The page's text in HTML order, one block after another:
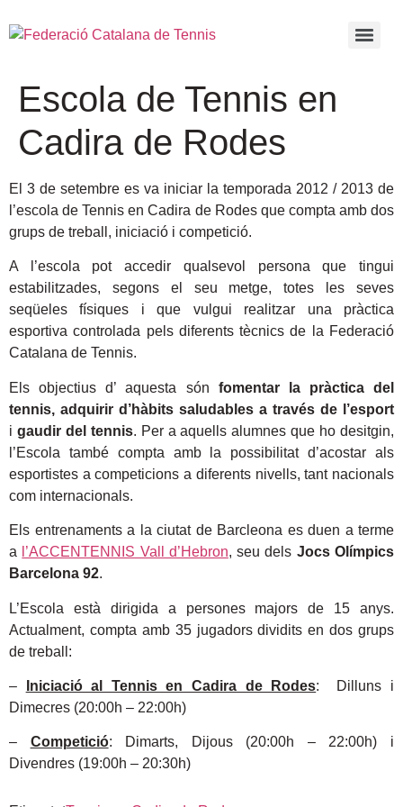
Escola de Tennis en
Cadira de Rodes
El 3 de setembre es va iniciar la temporada 2012 / 2013 de
l’escola de Tennis en Cadira de Rodes que compta amb dos
grups de treball, iniciació i competició.
A l’escola pot accedir qualsevol persona que tingui
estabilitzades, segons el seu metge, totes les seves
seqüeles físiques i que vulgui realitzar una pràctica
esportiva controlada pels diferents tècnics de la Federació
Catalana de Tennis.
Els objectius d’ aquesta són fomentar la pràctica del
tennis, adquirir d’hàbits saludables a través de l’esport
i gaudir del tennis. Per a aquells alumnes que ho desitgin,
l’Escola també compta amb la possibilitat d’acostar als
esportistes a competicions a diferents nivells, tant nacionals
com internacionals.
Els entrenaments a la ciutat de Barcleona es duen a terme
a
l’ACCENTENNIS Vall d’Hebron, seu dels Jocs Olímpics
Barcelona 92.
L’Escola està dirigida a persones majors de 15 anys.
Actualment, compta amb 35 jugadors dividits en dos grups
de treball:
– Iniciació al Tennis en Cadira de Rodes: Dilluns i
Dimecres (20:00h – 22:00h)
– Competició: Dimarts, Dijous (20:00h – 22:00h) i
Divendres (19:00h – 20:30h)